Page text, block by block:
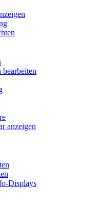
anzeigen
Displays